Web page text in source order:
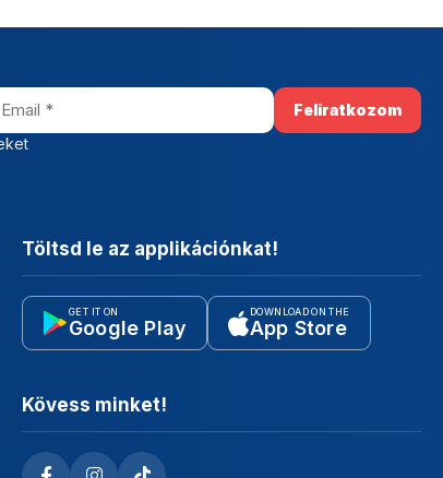
Töltsd le az applikációnkat!
GET IT ON
Google Play
DOWNLOAD ON THE
App Store
Kövess minket!